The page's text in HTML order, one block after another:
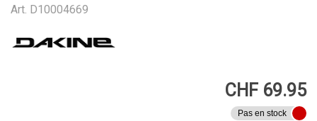
Art. D10004669
CHF 69.95
Pas en stock